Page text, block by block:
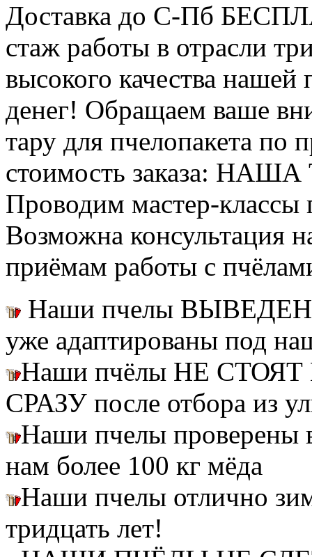
Доставка до С-Пб
стаж работы в отрасли
высокого качества
денег! Обращаем ваше
тару для пчелопакета по
стоимость заказа:
Проводим мастер-классы
Возможна консультация
приёмам работы с
Наши пчелы
уже адаптированы под
Наши пчёлы НЕ СТОЯТ
СРАЗУ после отбора из
Наши пчелы
нам более 100 кг мёда
Наши пчелы отлично
тридцать лет!